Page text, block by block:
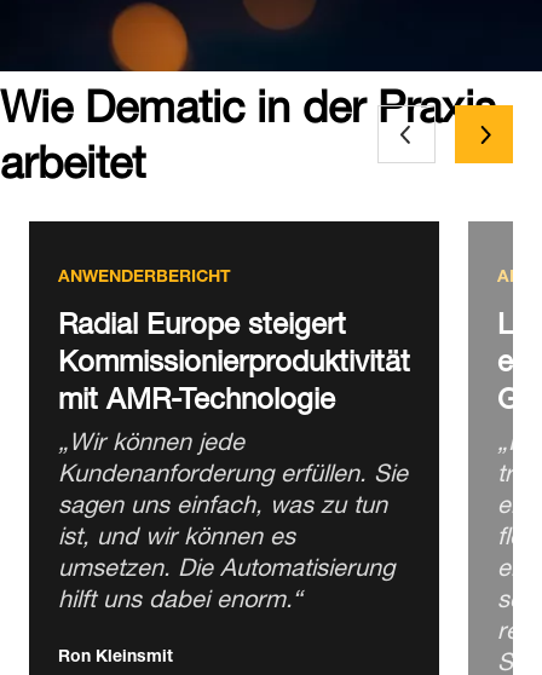
Wie Dematic in der Praxis
arbeitet
ANWENDERBERICHT
Radial Europe steigert
Kommissionierproduktivität
mit AMR-Technologie
„Wir können jede
Kundenanforderung erfüllen. Sie
sagen uns einfach, was zu tun
ist, und wir können es
umsetzen. Die Automatisierung
hilft uns dabei enorm.“
Ron Kleinsmit
ein